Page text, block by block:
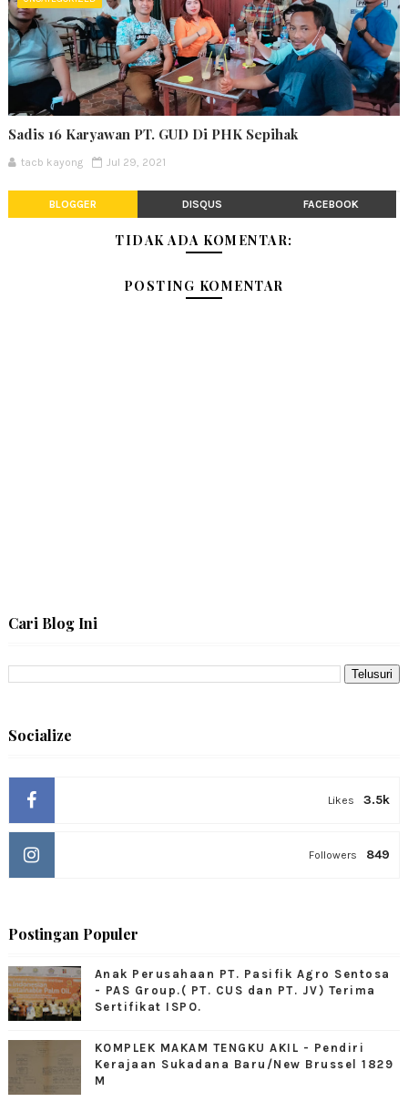
Sadis 16 Karyawan PT. GUD Di PHK Sepihak
tacb kayong Jul 29, 2021
BLOGGER DISQUS FACEBOOK
TIDAK ADA KOMENTAR:
POSTING KOMENTAR
Cari Blog Ini
Socialize
3.5k
Likes
849
Followers
Postingan Populer
Anak Perusahaan PT. Pasifik Agro Sentosa
- PAS Group.( PT. CUS dan PT. JV) Terima
Sertifikat ISPO.
KOMPLEK MAKAM TENGKU AKIL - Pendiri
Kerajaan Sukadana Baru/New Brussel 1829
M